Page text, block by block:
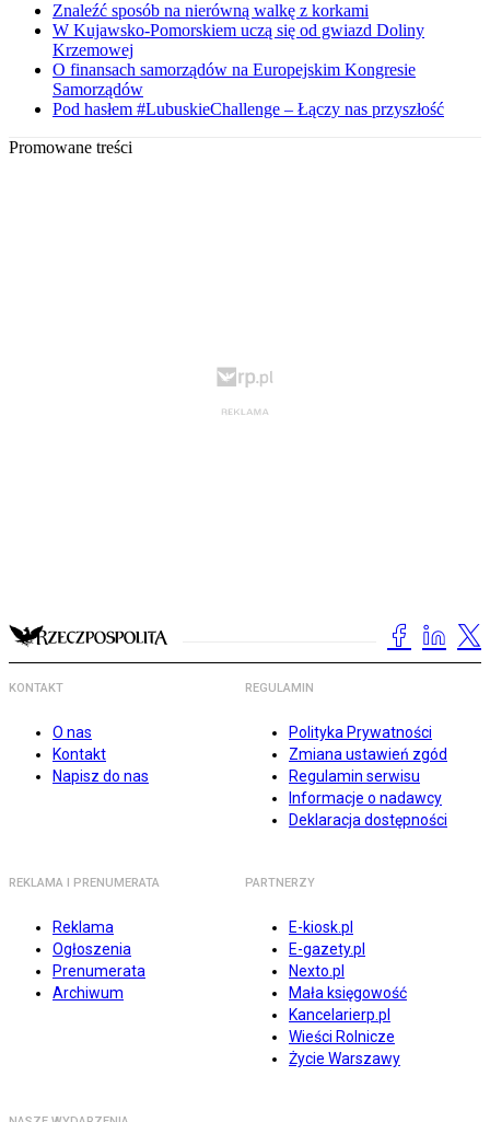
Znaleźć sposób na nierówną walkę z korkami
W Kujawsko-Pomorskiem uczą się od gwiazd Doliny
Krzemowej
O finansach samorządów na Europejskim Kongresie
Samorządów
Pod hasłem #LubuskieChallenge – Łączy nas przyszłość
Promowane treści
KONTAKT
O nas
Kontakt
Napisz do nas
REGULAMIN
Polityka Prywatności
Zmiana ustawień zgód
Regulamin serwisu
Informacje o nadawcy
Deklaracja dostępności
REKLAMA I PRENUMERATA
Reklama
Ogłoszenia
Prenumerata
Archiwum
PARTNERZY
E-kiosk.pl
E-gazety.pl
Nexto.pl
Mała księgowość
Kancelarierp.pl
Wieści Rolnicze
Życie Warszawy